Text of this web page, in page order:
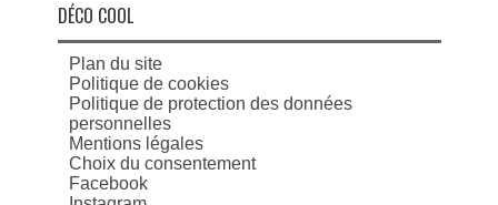
DÉCO COOL
Plan du site
Politique de cookies
Politique de protection des données
personnelles
Mentions légales
Choix du consentement
Facebook